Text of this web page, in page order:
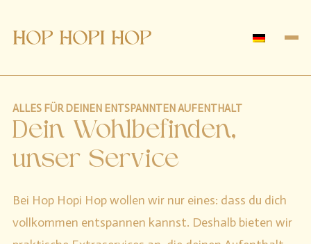
ALLES FÜR DEINEN ENTSPANNTEN AUFENTHALT
Dein Wohlbefinden,
unser Service
Bei Hop Hopi Hop wollen wir nur eines: dass du dich
vollkommen entspannen kannst. Deshalb bieten wir